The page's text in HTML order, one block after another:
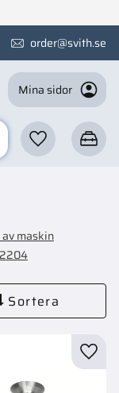
order@svith.se
Mina sidor
Favoriter
maskin
Sortera